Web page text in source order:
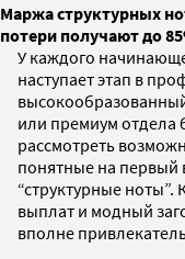
Маржа структурных
потери получают до
У каждого
наступает этап в
или премиум отдела
рассмотреть
понятные на первый
“структурные ноты”.
выплат и модный
вполне